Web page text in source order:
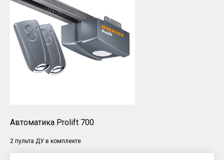
Автоматика Prolift 700
2 пульта ДУ в комплекте